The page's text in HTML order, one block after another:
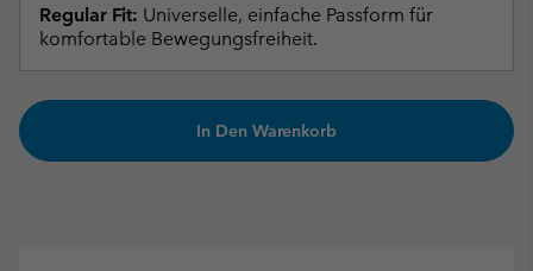
Regular Fit: Universelle, einfache Passform für
komfortable Bewegungsfreiheit.
In Den Warenkorb